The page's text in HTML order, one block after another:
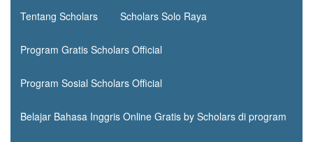
Tentang Scholars Scholars Solo Raya
Program Gratis Scholars Official
Program Sosial Scholars Official
Belajar Bahasa Inggris Online Gratis by Scholars di program